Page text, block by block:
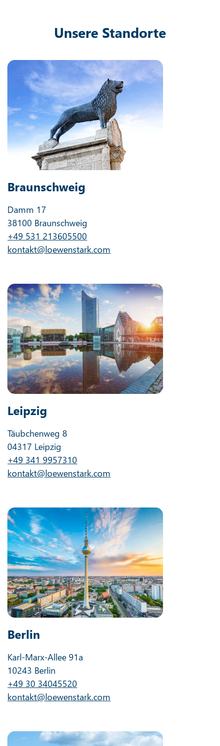
Unsere Standorte
Braunschweig
Damm 17
38100 Braunschweig
+49 531 213605500
kontakt@loewenstark.com
Leipzig
Täubchenweg 8
04317 Leipzig
+49 341 9957310
kontakt@loewenstark.com
Berlin
Karl-Marx-Allee 91a
10243 Berlin
+49 30 34045520
kontakt@loewenstark.com